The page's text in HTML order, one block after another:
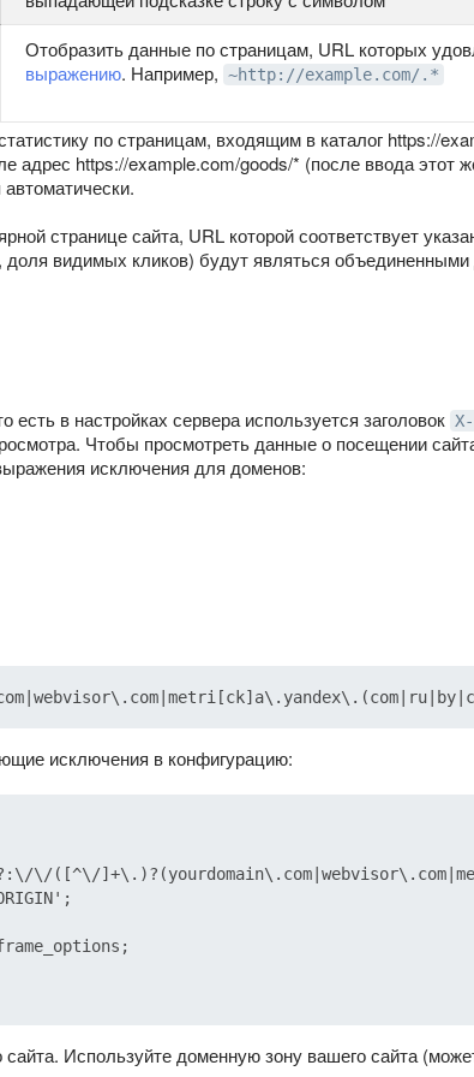
Отобразить данные по страницам, URL которых
выражению. Например, ~http://example.com/.*
по страницам, входящим в каталог https://
адрес https://example.com/goods/* (после ввода этот
странице сайта, URL которой соответствует
доля видимых кликов) будут являться
в настройках сервера используется заголовок
Чтобы просмотреть данные о посещении
исключения для доменов:
исключения в конфигурацию:
\/([^\/
Используйте доменную зону вашего сайта